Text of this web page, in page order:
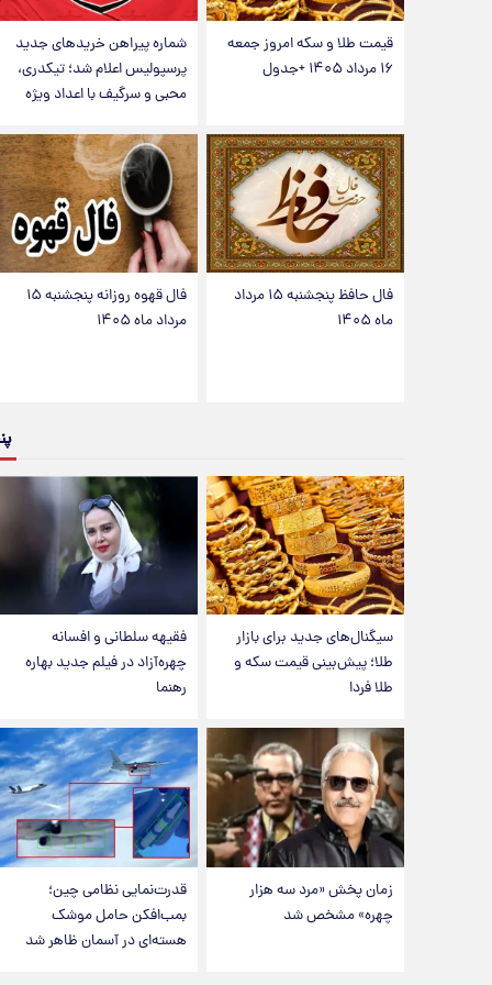
قیمت طلا و سکه امروز جمعه
۱۶ مرداد ۱۴۰۵ +جدول
شماره پیراهن خریدهای جدید
پرسپولیس اعلام شد؛ تیکدری،
محبی و سرگیف با اعداد ویژه
فال حافظ پنجشنبه ۱۵ مرداد
ماه ۱۴۰۵
فال قهوه روزانه پنجشنبه ۱۵
مرداد ماه ۱۴۰۵
سیگنال‌های جدید برای بازار
طلا؛ پیش‌بینی قیمت سکه و
طلا فردا
فقیهه سلطانی و افسانه
چهره‌آزاد در فیلم جدید بهاره
رهنما
زمان پخش «مرد سه هزار
چهره» مشخص شد
قدرت‌نمایی نظامی چین؛
بمب‌افکن حامل موشک
هسته‌ای در آسمان ظاهر شد